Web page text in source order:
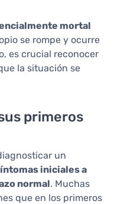
mortal
se rompe y ocurre
es crucial reconocer
la situación se
primeros
un
iniciales a
normal. Muchas
que en los primeros